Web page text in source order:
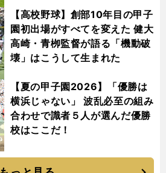
【高校野球】創部10年目の甲子
園初出場がすべてを変えた 健大
高崎・青栁監督が語る「機動破
壊」はこうして生まれた
【夏の甲子園2026】「優勝は
横浜じゃない」 波乱必至の組み
合わせで識者５人が選んだ優勝
校はここだ！